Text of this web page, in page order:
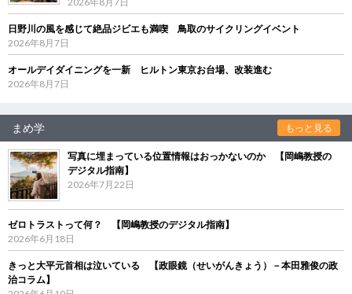
日野川の風を感じて絶品ジビエも満喫 鳥取のサイクリングイベント
2026年8月7日
オールデイダイニングを一新 ヒルトン東京お台場、改装進む
2026年8月7日
まめ学 もっと見る
写真に埋まっている位置情報はおっかないのか 【岡嶋教授の
デジタル指南】
2026年7月22日
ゼロトラストって何？ 【岡嶋教授のデジタル指南】
2026年6月18日
きっと大平元首相は泣いている 【政眼鏡（せいがんきょう）－本田雅俊の政
治コラム】